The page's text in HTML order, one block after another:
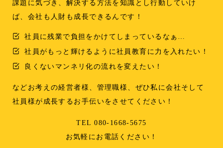
課題に気づき、解決する方法を知識とし行動していけ
ば、会社も人財も成長できるんです！
社員に残業で負担をかけてしまっているなぁ…
社員がもっと輝けるように社員教育に力を入れたい！
良くないマンネリ化の流れを変えたい！
などお考えの経営者様、管理職様、ぜひ私に会社そして
社員様が成長するお手伝いをさせてください！
TEL 080-1668-5675
お気軽にお電話ください！